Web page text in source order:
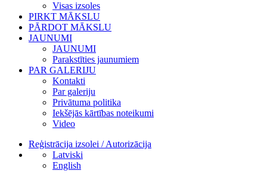
Visas izsoles
PIRKT MĀKSLU
PĀRDOT MĀKSLU
JAUNUMI
JAUNUMI
Parakstīties jaunumiem
PAR GALERIJU
Kontakti
Par galeriju
Privātuma politika
Iekšējās kārtības noteikumi
Video
Reģistrācija izsolei / Autorizācija
Latviski
English